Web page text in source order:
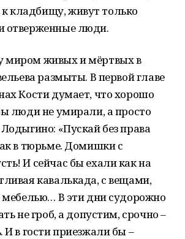
кладбищу, живут только
отверженные люди.
миром живых и мёртвых в
размыты. В первой главе
Кости думает, что хорошо
люди не умирали, а просто
«Пускай без права
в тюрьме. Домишки с
И сейчас бы ехали как на
кавалькада, с вещами,
В эти дни судорожно
не гроб, а допустим, срочно –
И в гости приезжали бы –